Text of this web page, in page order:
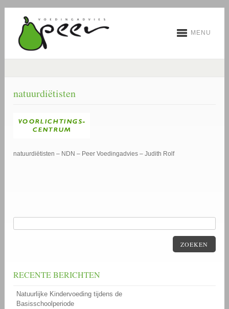
MENU
natuurdiëtisten
natuurdiëtisten – NDN – Peer Voedingadvies – Judith Rolf
ZOEKEN
RECENTE BERICHTEN
Natuurlijke Kindervoeding tijdens de
Basisschoolperiode